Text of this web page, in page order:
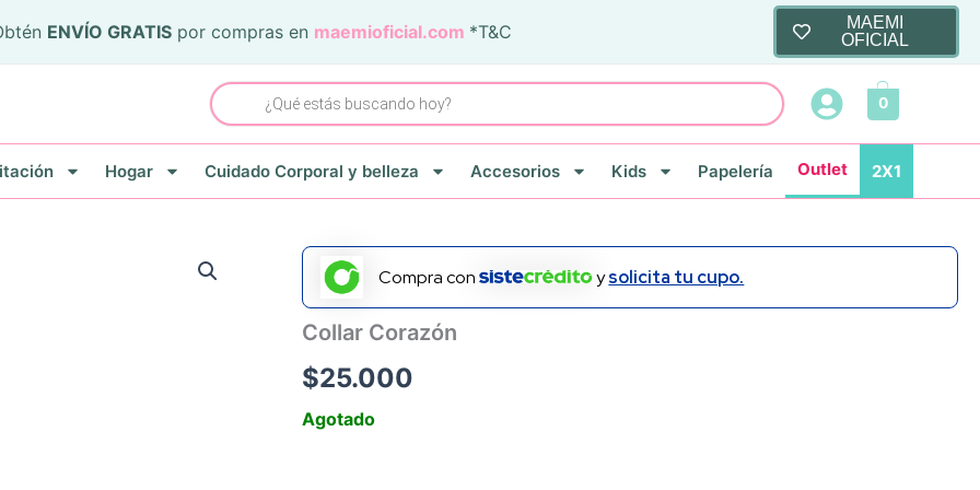
ENVÍO GRATIS por compras en maemioficial.com *T&C
MAEMI
OFICIAL
Búsqueda
de
productos
0
Hogar Cuidado Corporal y belleza Accesorios Kids Papelería Outlet 2X1
Compra con ysolicita tu cupo.
Collar Corazón
$25.000
Agotado